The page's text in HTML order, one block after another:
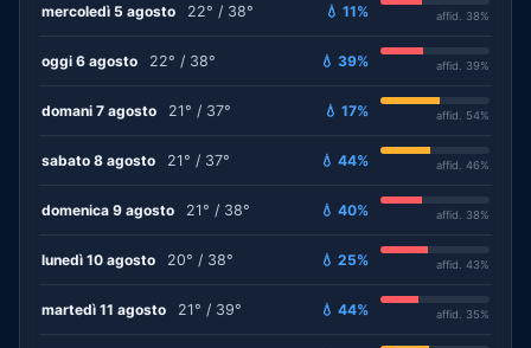
mercoledì 5 agosto 22° / 38° 💧 11% affid. 38%
oggi 6 agosto 22° / 38° 💧 39% affid. 39%
domani 7 agosto 21° / 37° 💧 17% affid. 54%
sabato 8 agosto 21° / 37° 💧 44% affid. 46%
domenica 9 agosto 21° / 38° 💧 40% affid. 38%
lunedì 10 agosto 20° / 38° 💧 25% affid. 43%
martedì 11 agosto 21° / 39° 💧 44% affid. 35%